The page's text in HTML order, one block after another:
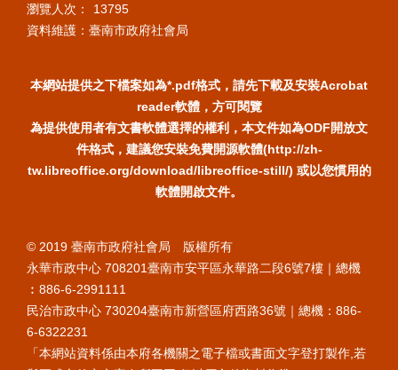
瀏覽人次：
13795
資料維護：臺南市政府社會局
本網站提供之下檔案如為*.pdf格式，請先下載及安裝Acrobat
reader軟體，方可閱覽
為提供使用者有文書軟體選擇的權利，本文件如為ODF開放文
件格式，建議您安裝免費開源軟體(http://zh-
tw.libreoffice.org/download/libreoffice-still/) 或以您慣用的
軟體開啟文件。
© 2019 臺南市政府社會局 版權所有
永華市政中心 708201臺南市安平區永華路二段6號7樓｜總機
︰886-6-2991111
民治市政中心 730204臺南市新營區府西路36號｜總機：886-
6-6322231
「本網站資料係由本府各機關之電子檔或書面文字登打製作,若